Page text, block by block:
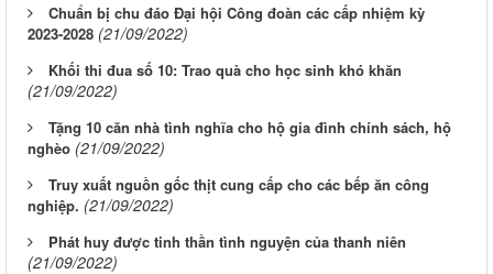
Chuẩn bị chu đáo Đại hội Công đoàn các cấp nhiệm kỳ
2023-2028 (21/09/2022)
Khối thi đua số 10: Trao quà cho học sinh khó khăn
(21/09/2022)
Tặng 10 căn nhà tình nghĩa cho hộ gia đình chính sách, hộ
nghèo (21/09/2022)
Truy xuất nguồn gốc thịt cung cấp cho các bếp ăn công
nghiệp. (21/09/2022)
Phát huy được tinh thần tình nguyện của thanh niên
(21/09/2022)